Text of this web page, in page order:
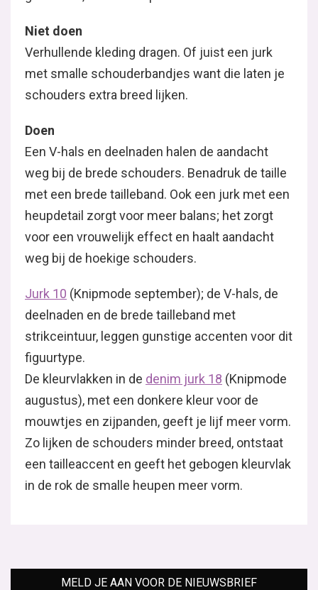
Niet doen
Verhullende kleding dragen. Of juist een jurk
met smalle schouderbandjes want die laten je
schouders extra breed lijken.
Doen
Een V-hals en deelnaden halen de aandacht
weg bij de brede schouders. Benadruk de taille
met een brede tailleband. Ook een jurk met een
heupdetail zorgt voor meer balans; het zorgt
voor een vrouwelijk effect en haalt aandacht
weg bij de hoekige schouders.
Jurk 10 (Knipmode september); de V-hals, de
deelnaden en de brede tailleband met
strikceintuur, leggen gunstige accenten voor dit
figuurtype.
De kleurvlakken in de denim jurk 18 (Knipmode
augustus), met een donkere kleur voor de
mouwtjes en zijpanden, geeft je lijf meer vorm.
Zo lijken de schouders minder breed, ontstaat
een tailleaccent en geeft het gebogen kleurvlak
in de rok de smalle heupen meer vorm.
MELD JE AAN VOOR DE NIEUWSBRIEF